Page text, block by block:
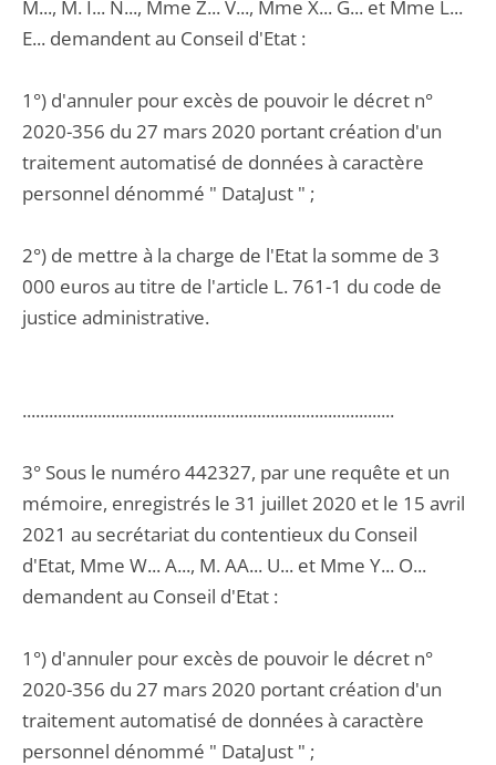
M..., M. I... N..., Mme Z... V..., Mme X... G... et Mme L...
E... demandent au Conseil d'Etat :
1°) d'annuler pour excès de pouvoir le décret n°
2020-356 du 27 mars 2020 portant création d'un
traitement automatisé de données à caractère
personnel dénommé " DataJust " ;
2°) de mettre à la charge de l'Etat la somme de 3
000 euros au titre de l'article L. 761-1 du code de
justice administrative.
....................................................................................
3° Sous le numéro 442327, par une requête et un
mémoire, enregistrés le 31 juillet 2020 et le 15 avril
2021 au secrétariat du contentieux du Conseil
d'Etat, Mme W... A..., M. AA... U... et Mme Y... O...
demandent au Conseil d'Etat :
1°) d'annuler pour excès de pouvoir le décret n°
2020-356 du 27 mars 2020 portant création d'un
traitement automatisé de données à caractère
personnel dénommé " DataJust " ;